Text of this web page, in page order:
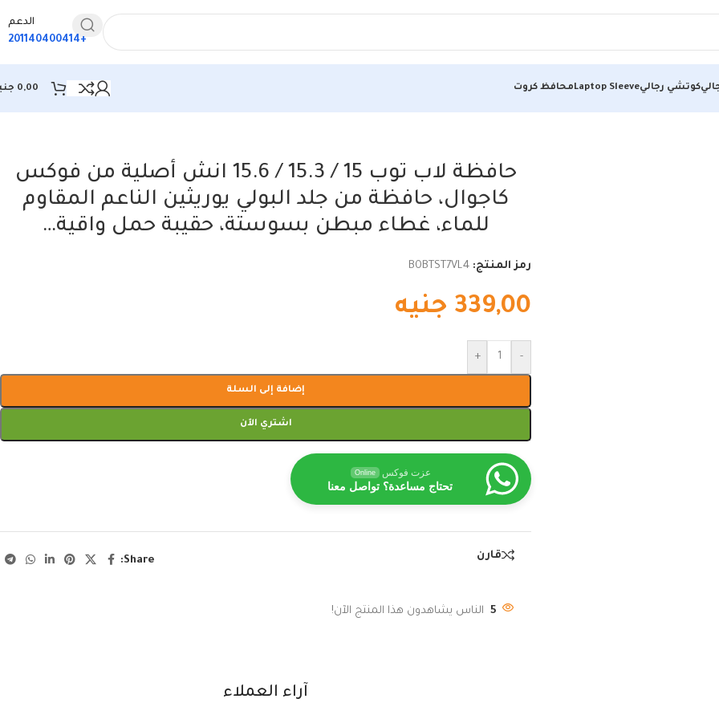
الدعم
+201140400414
كوتشي رجاليLaptop Sleeveمحافظ كروت 0,00
حافظة لاب توب 15 / 15.3 / 15.6 انش أصلية من فوكس
كاجوال، حافظة من جلد البولي يوريثين الناعم المقاوم
للماء، غطاء مبطن بسوستة، حقيبة حمل واقية…
رمز المنتج: B0BTST7VL4
339,00 جنيه
-
+
إضافة إلى السلة
اشتري الآن
عزت فوكس Online
تحتاج مساعدة؟ تواصل معنا
قارن Share:
5 الناس يشاهدون هذا المنتج الآن!
آراء العملاء